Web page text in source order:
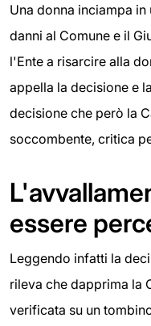
Una donna inciampa
danni al Comune e il
l'Ente a risarcire alla
appella la decisione e
decisione che però la
soccombente, critica
essere
Leggendo infatti la
rileva che dapprima la
verificata su un